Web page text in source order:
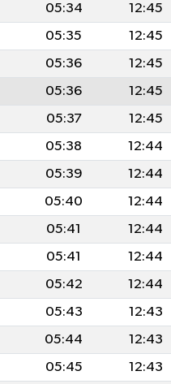
05:34 12:45
05:35 12:45
05:36 12:45
05:36 12:45
05:37 12:45
05:38 12:44
05:39 12:44
05:40 12:44
05:41 12:44
05:41 12:44
05:42 12:44
05:43 12:43
05:44 12:43
05:45 12:43